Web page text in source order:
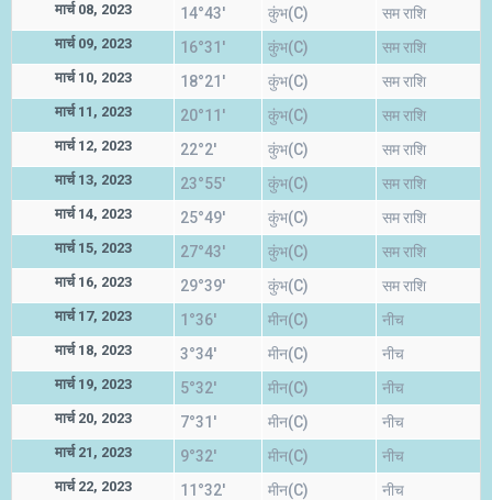
मार्च 08, 2023 14°43' कुंभ(C) सम राशि
मार्च 09, 2023 16°31' कुंभ(C) सम राशि
मार्च 10, 2023 18°21' कुंभ(C) सम राशि
मार्च 11, 2023 20°11' कुंभ(C) सम राशि
मार्च 12, 2023 22°2' कुंभ(C) सम राशि
मार्च 13, 2023 23°55' कुंभ(C) सम राशि
मार्च 14, 2023 25°49' कुंभ(C) सम राशि
मार्च 15, 2023 27°43' कुंभ(C) सम राशि
मार्च 16, 2023 29°39' कुंभ(C) सम राशि
मार्च 17, 2023 1°36' मीन(C) नीच
मार्च 18, 2023 3°34' मीन(C) नीच
मार्च 19, 2023 5°32' मीन(C) नीच
मार्च 20, 2023 7°31' मीन(C) नीच
मार्च 21, 2023 9°32' मीन(C) नीच
मार्च 22, 2023 11°32' मीन(C) नीच